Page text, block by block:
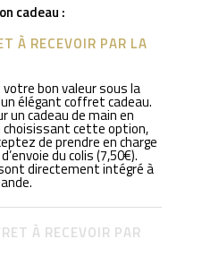
cadeau :
À RECEVOIR PAR LA
votre bon valeur sous la
élégant coffret cadeau.
un cadeau de main en
choisissant cette option,
de prendre en charge
du colis (7,50€).
directement intégré à
À RECEVOIR PAR